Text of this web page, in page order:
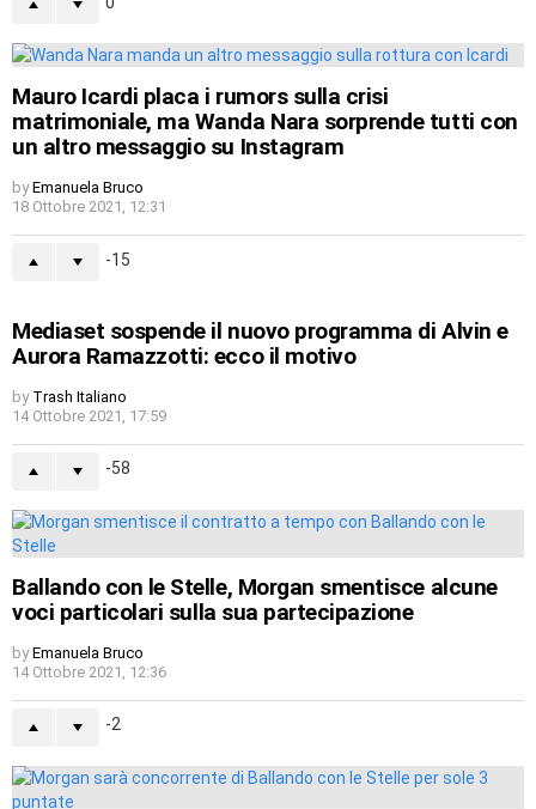
Mauro Icardi placa i rumors sulla crisi
matrimoniale, ma Wanda Nara sorprende tutti con
un altro messaggio su Instagram
by Emanuela Bruco
18 Ottobre 2021, 12:31
-15
Mediaset sospende il nuovo programma di Alvin e
Aurora Ramazzotti: ecco il motivo
by Trash Italiano
14 Ottobre 2021, 17:59
-58
Ballando con le Stelle, Morgan smentisce alcune
voci particolari sulla sua partecipazione
by Emanuela Bruco
14 Ottobre 2021, 12:36
-2